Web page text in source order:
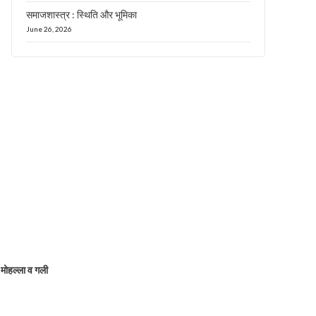
मोहल्ला व गली
समाजशास्त्र : स्थिति और भूमिका
June 26, 2026